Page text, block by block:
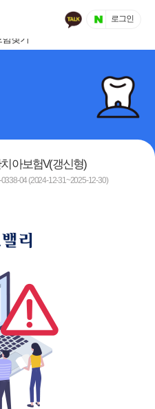
로그인
아보험V(갱신형)
04 (2024-12-31~2025-12-30)